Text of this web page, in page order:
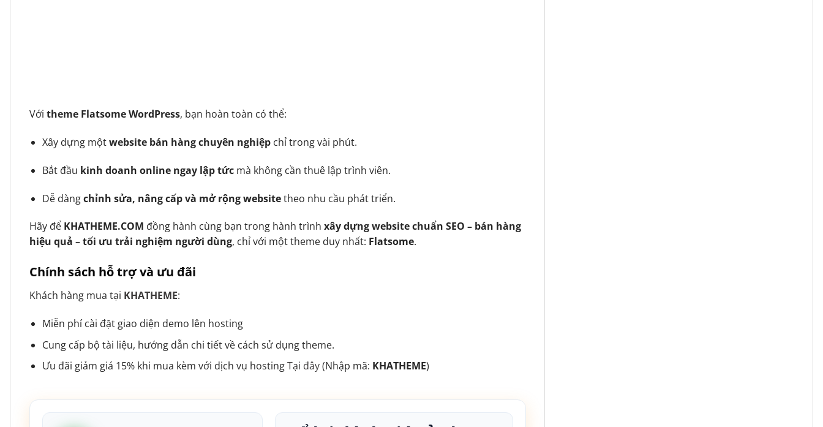
Với theme Flatsome WordPress, bạn hoàn toàn có thể:
Xây dựng mộtwebsite bán hàng chuyên nghiệpchỉ trong vài phút.
Bắt đầu kinh doanh online ngay lập tứcmà không cần thuê lập trình viên.
Dễ dàngchỉnh sửa, nâng cấp và mở rộng websitetheo nhu cầu phát triển.
Hãy để KHATHEME.COM đồng hành cùng bạn trong hành trình xây dựng website chuẩn SEO – bán hàng
hiệu quả – tối ưu trải nghiệm người dùng, chỉ với một theme duy nhất: Flatsome.
Chính sách hỗ trợ và ưu đãi
Khách hàng mua tại KHATHEME:
Miễn phí cài đặt giao diện demo lên hosting
Cung cấp bộ tài liệu, hướng dẫn chi tiết về cách sử dụng theme.
Ưu đãi giảm giá 15% khi mua kèm với dịch vụ hostingTại đây(Nhập mã: KHATHEME)